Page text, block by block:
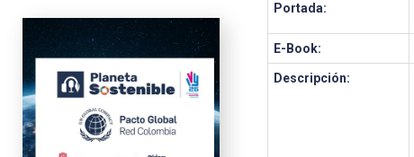
Portada:
E-Book:
Descripción: